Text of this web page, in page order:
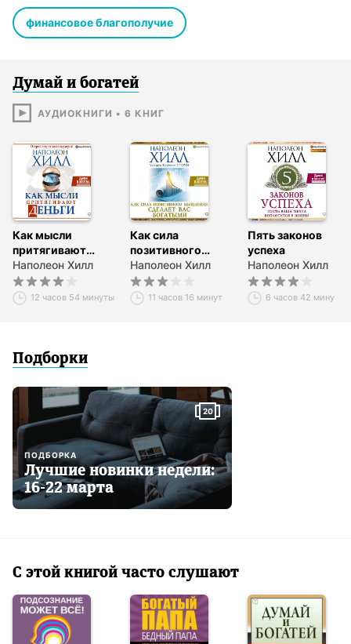
финансовое благополучие
Думай и богатей
АУДИОКНИГИ • 6 КНИГ
Как мысли
притягивают
деньги. Открой
секрет
миллиардеров!
Наполеон Хилл
12 часов 54 минуты
Как сила
позитивного
мышления
сделает вас
богатыми
Наполеон Хилл
11 часов 16 минут
Пять законов
успеха
Наполеон Хилл
6 часов 42 минуты
Подборки
20
ПОДБОРКА
Лучшие новинки недели:
16-22 марта
С этой книгой часто слушают